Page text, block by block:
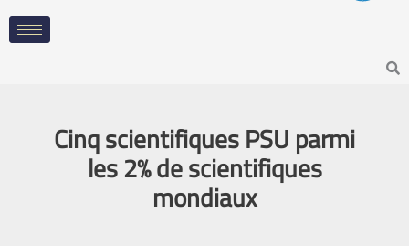
Search
Cinq scientifiques PSU parmi
les 2% de scientifiques
mondiaux